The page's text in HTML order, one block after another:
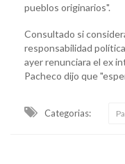
pueblos originarios".
Consultado si
responsabilidad
ayer renunciara el ex
Pacheco dijo que
Categorias: